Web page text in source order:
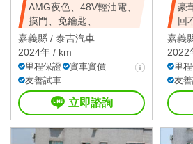
AMG夜色、48V輕油電、
摸門、免鑰匙、
嘉義縣 / 泰吉汽車
2024年 / km
里程保證
實車實價
友善試車
立即諮詢
豪
回
嘉義
2022
里
友